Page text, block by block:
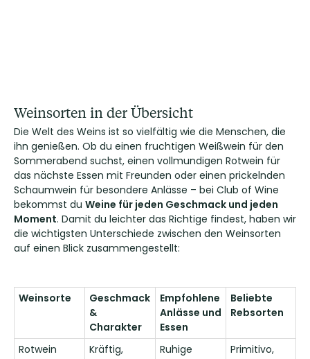
Weinsorten in der Übersicht
Die Welt des Weins ist so vielfältig wie die Menschen, die
ihn genießen. Ob du einen fruchtigen Weißwein für den
Sommerabend suchst, einen vollmundigen Rotwein für
das nächste Essen mit Freunden oder einen prickelnden
Schaumwein für besondere Anlässe – bei Club of Wine
bekommst du Weine für jeden Geschmack und jeden
Moment. Damit du leichter das Richtige findest, haben wir
die wichtigsten Unterschiede zwischen den Weinsorten
auf einen Blick zusammengestellt:
Weinsorte
Geschmack
&
Charakter
Empfohlene
Anlässe und
Essen
Beliebte
Rebsorten
Rotwein
Kräftig,
Ruhige
Primitivo,